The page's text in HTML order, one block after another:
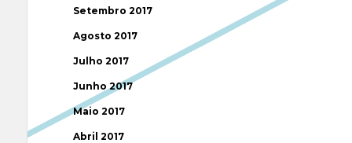
Setembro 2017
Agosto 2017
Julho 2017
Junho 2017
Maio 2017
Abril 2017